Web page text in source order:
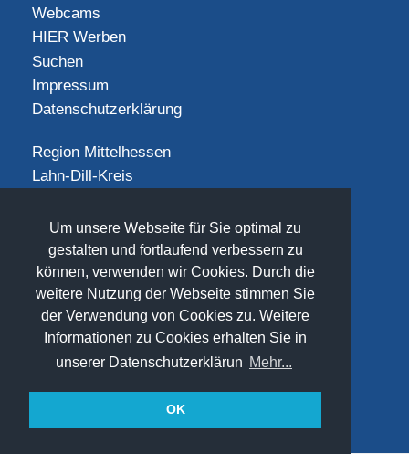
Um unsere Webseite für Sie optimal zu
gestalten und fortlaufend verbessern zu
können, verwenden wir Cookies. Durch die
weitere Nutzung der Webseite stimmen Sie
der Verwendung von Cookies zu. Weitere
Informationen zu Cookies erhalten Sie in
unserer Datenschutzerklärun Mehr...
OK
Webcams
HIER Werben
Suchen
Impressum
Datenschutzerklärung
Region Mittelhessen
Lahn-Dill-Kreis
Landkreis Limburg-Weilburg
Landkreis Marburg-Biedenkopf
Vogelsbergkreis
SOCIAL